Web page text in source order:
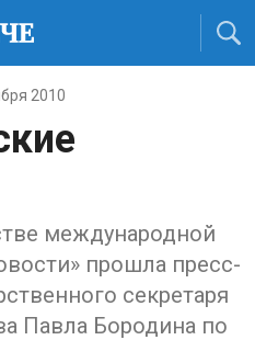
2010
международной
прошла пресс-
секретаря
Павла Бородина по